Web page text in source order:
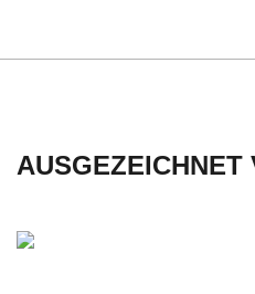
H
L
AUSGEZEICHNET